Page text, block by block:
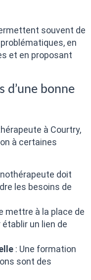
souvent de
en
et en proposant
d’une bonne
à Courtry,
à certaines
doit
les besoins de
mettre à la place de
un lien de
: Une formation
sont des